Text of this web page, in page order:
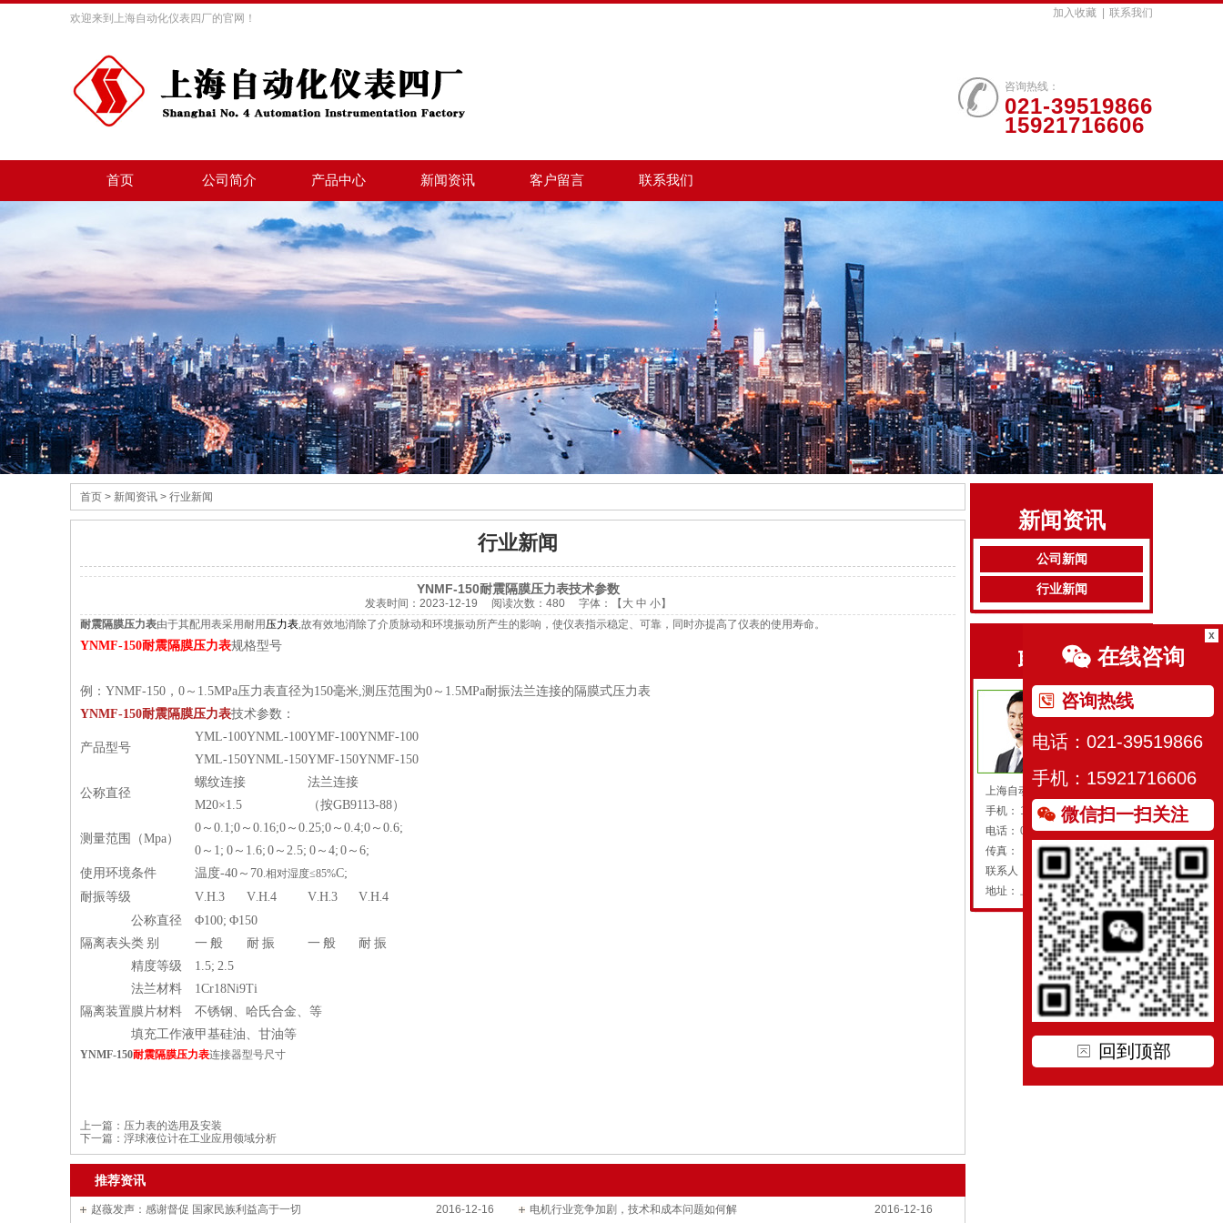
加入收藏 联系我们
欢迎来到上海自动化仪表四厂的官网！
咨询热线：
021-39519866
15921716606
首页 公司简介 产品中心 新闻资讯 客户留言 联系我们
首页 > 新闻资讯 > 行业新闻
行业新闻
YNMF-150耐震隔膜压力表技术参数
发表时间： 2023-12-19 阅读次数： 480 字体：【 大 中 小】
耐震隔膜压力表由于其配用表采用耐用 压力表,故有效地消除了介质脉动和环境振动所产生的影响，使仪表指示稳定、可靠，同时亦提高了仪表的使用寿命。
YNMF-150耐震隔膜压力表规格型号
例：YNMF-150，0～1.5MPa压力表直径为150毫米,测压范围为0～1.5MPa耐振法兰连接的隔膜式压力表
YNMF-150耐震隔膜压力表技术参数 ：
产品型号
YML-100
YML-150
YNML-100
YNML-150
YMF-100
YMF-150
YNMF-100
YNMF-150
公称直径
螺纹连接
M20×1.5
法兰连接
（按GB9113-88）
测量范围（Mpa）
0～0.1;0～0.16;0～0.25;0～0.4;0～0.6;
0～1; 0～1.6; 0～2.5; 0～4; 0～6;
使用环境条件
温度-40～70.相对湿度≤85%C;
耐振等级
V.H.3 V.H.4 V.H.3 V.H.4
隔离表头
公称直径
Φ100; Φ150
类 别
一 般 耐 振 一 般
耐 振
精度等级
1.5; 2.5
隔离装置
法兰材料
1Cr18Ni9Ti
膜片材料
不锈钢、哈氏合金、等
填充工作液甲基硅油、甘油等
YNMF-150耐震隔膜压力表连接器型号尺寸
上一篇： 压力表的选用及安装
下一篇： 浮球液位计在工业应用领域分析
推荐资讯
2016-12-16
赵薇发声：感谢督促 国家民族利益高于一切 2016-12-16
电机行业竞争加剧，技术和成本问题如何解
新闻资讯
公司新闻
行业新闻
联系我们
上海自动化仪表四厂
手机： 15921716606
电话： 021-39519866
传真：
联系人：
地址： 上海市广中西路191号
x
在线咨询
咨询热线
电话：021-39519866
手机：15921716606
微信扫一扫关注
回到顶部